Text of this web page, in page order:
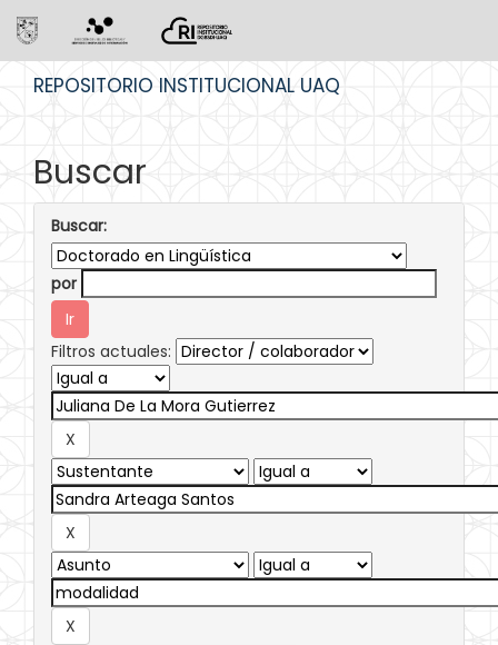
REPOSITORIO INSTITUCIONAL UAQ
Buscar
Buscar:
por
Filtros actuales: